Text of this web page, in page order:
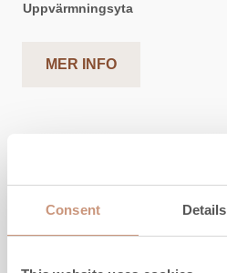
Consent Details
Uppvärmningsyta
MER INFO